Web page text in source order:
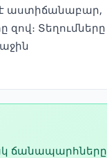
է աստիճանաբար,
զով։ Տեղումները
ճանապարհները